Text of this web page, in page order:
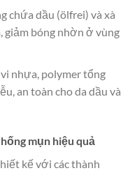
chứa dầu (ölfrei) và xà
giảm bóng nhờn ở vùng
nhựa, polymer tổng
an toàn cho da dầu và
mụn hiệu quả
kế với các thành